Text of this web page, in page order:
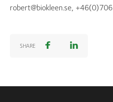
robert@biokleen.se,
SHARE